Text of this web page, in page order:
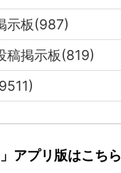
示板(987)
稿掲示板(819)
」アプリ版はこちら